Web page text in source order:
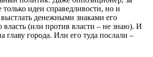
только идеи справедливости, но и
денежными знаками его
власть (или против власти – не знаю). И
главу города. Или его туда послали –